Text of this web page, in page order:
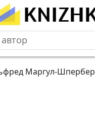
Маргул-Шпербер